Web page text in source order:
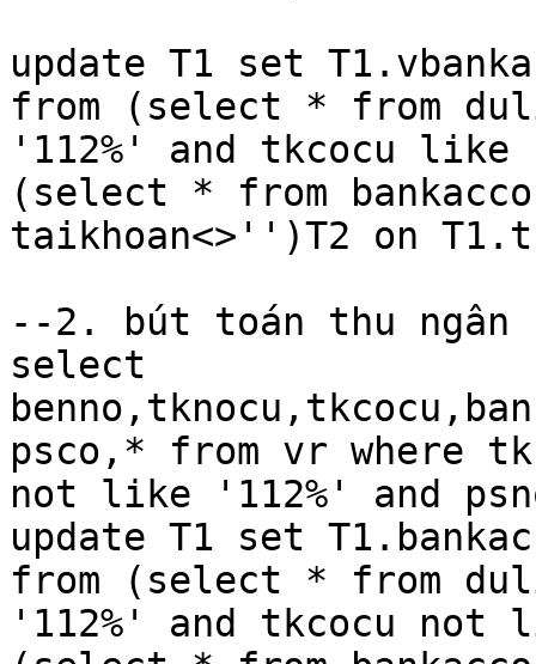
update T1 set
from (select * from
'112%' and tkcocu
(select * from
taikhoan<>'')T2 on
--2. bút toán thu ngân
select
psco,* from vr where
not like '112%' and
update T1 set
from (select * from
'112%' and tkcocu